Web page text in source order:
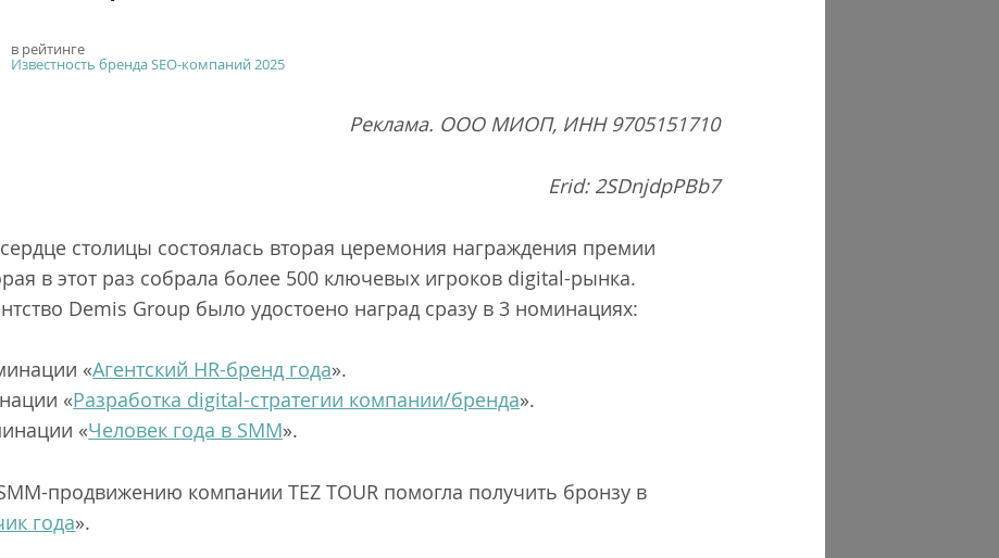
в рейтинге
Известность бренда SEO-компаний 2025
Реклама. ООО МИОП, ИНН 9705151710
Erid: 2SDnjdpPBb7
столицы состоялась вторая церемония награждения премии
в этот раз собрала более 500 ключевых игроков digital-рынка.
Demis Group было удостоено наград сразу в 3 номинациях:
«Агентский HR-бренд года».
«Разработка digital-стратегии компании/бренда».
«Человек года в SMM».
продвижению компании TEZ TOUR помогла получить бронзу в
года».